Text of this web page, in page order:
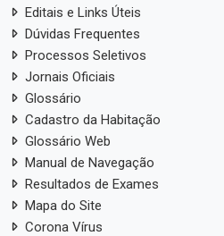
Editais e Links Úteis
Dúvidas Frequentes
Processos Seletivos
Jornais Oficiais
Glossário
Cadastro da Habitação
Glossário Web
Manual de Navegação
Resultados de Exames
Mapa do Site
Corona Vírus